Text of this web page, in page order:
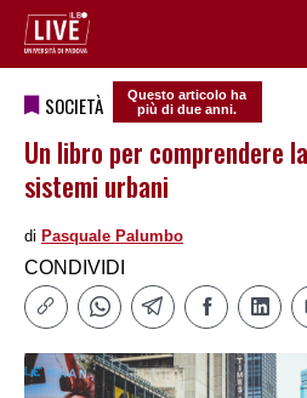
SOCIETÀ
Questo articolo ha
più di due anni.
Un libro per comprendere
sistemi urbani
di Pasquale Palumbo
CONDIVIDI